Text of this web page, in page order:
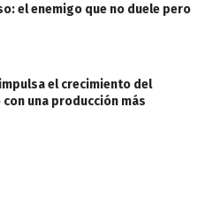
el enemigo que no duele pero
el crecimiento del
una producción más